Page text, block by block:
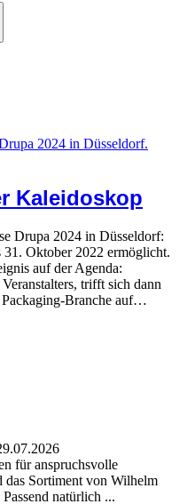
Kaleidoskop
Drupa 2024 in Düsseldorf:
31. Oktober 2022 ermöglicht.
auf der Agenda:
trifft sich dann
Branche auf…
für anspruchsvolle
Sortiment von Wilhelm
natürlich ...